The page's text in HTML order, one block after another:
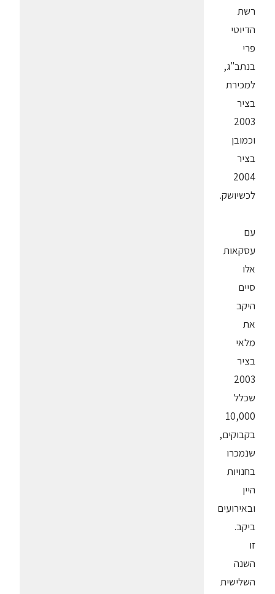
רשת
הדיוטי
פרי
בנתב"ג,
למכירת
בציר
2003
וכמובן
בציר
2004
לכשיושק.
עם
עסקאות
אלו
סיים
היקב
את
מלאי
בציר
2003
שכלל
10,000
בקבוקים,
שנמכרו
בחנויות
היין
ובאירועים
ביקב.
זו
השנה
השלישית